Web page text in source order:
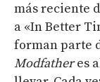
más reciente
a «In Better
forman parte
Modfatheres